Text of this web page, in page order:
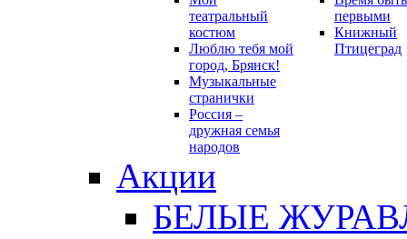
театральный
костюм
Люблю тебя мой
город, Брянск!
Музыкальные
странички
Россия –
дружная семья
народов
первыми
Книжный
Птицеград
Акции
БЕЛЫЕ